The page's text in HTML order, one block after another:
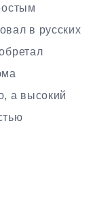
в русских
а высокий